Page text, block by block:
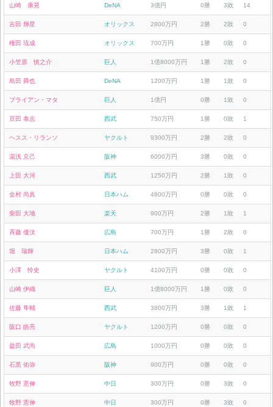
山崎 康晃 DeNA 3億円 0勝 3敗 14
吉田 輝星 オリックス 2800万円 2勝 2敗 0
権田 琉成 オリックス 700万円 1勝 0敗 0
小笠原 慎之介 巨人 1億8000万円 1勝 2敗 0
島田 舜也 DeNA 1200万円 1勝 1敗 0
ブライアン・マタ 巨人 1億円 0勝 1敗 0
豆田 泰志 西武 750万円 1勝 0敗 1
ヘスス・リランソ ヤクルト 9300万円 2勝 2敗 0
湯浅 京己 阪神 6000万円 3勝 0敗 0
上田 大河 西武 1250万円 2勝 1敗 0
金村 尚真 日本ハム 4800万円 0勝 0敗 0
柴田 大地 楽天 900万円 2勝 1敗 1
斉藤 優汰 広島 700万円 1勝 2敗 0
堀 瑞輝 日本ハム 2800万円 3勝 0敗 1
小澤 怜史 ヤクルト 4100万円 0勝 0敗 0
山崎 伊織 巨人 1億8000万円 1勝 0敗 0
佐藤 隼輔 西武 3800万円 3勝 1敗 1
阪口 皓亮 ヤクルト 1200万円 0勝 0敗 0
益田 武尚 広島 1000万円 0勝 0敗 0
石黒 佑弥 阪神 900万円 0勝 0敗 0
牧野 憲伸 中日 300万円 0勝 3敗 0
牧野 憲伸 中日 300万円 0勝 3敗 0